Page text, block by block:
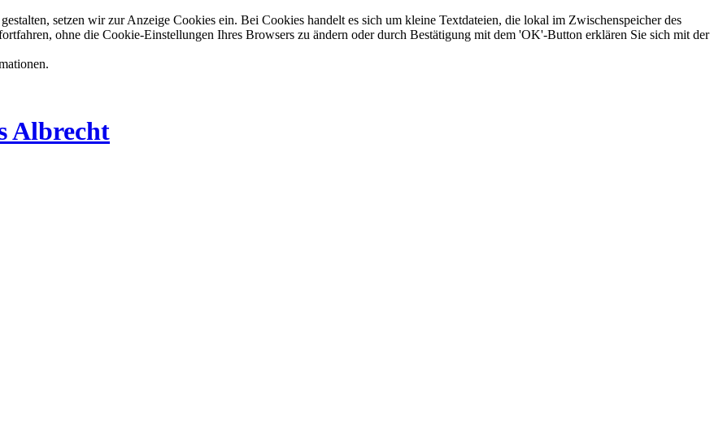
setzen wir zur Anzeige Cookies ein. Bei Cookies handelt es sich um kleine Textdateien, die lokal im Zwischenspeicher des
ohne die Cookie-Einstellungen Ihres Browsers zu ändern oder durch Bestätigung mit dem 'OK'-Button erklären Sie sich mit der
Albrecht